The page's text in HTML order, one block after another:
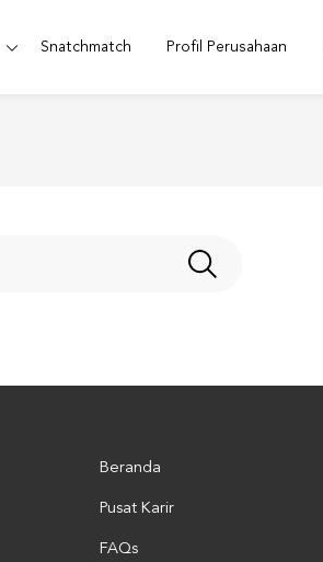
Snatchmatch Profil Perusahaan
Beranda
Pusat Karir
FAQs